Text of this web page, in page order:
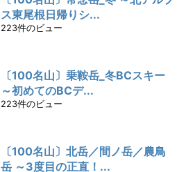
ス東尾根日帰りシ...
223件のビュー
〔100名山〕乗鞍岳_冬BCスキー
～初めてのBCデ...
223件のビュー
〔100名山〕北岳／間ノ岳／農鳥
岳 ～3度目の正直！...